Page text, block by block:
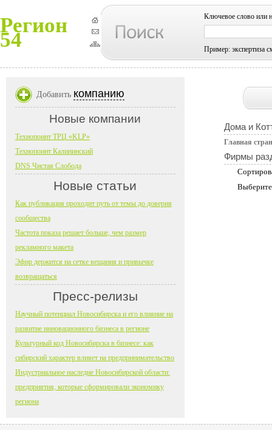
Регион
54
Ключевое слово или
Пример: экспертиза
Дома и
Главная
Фирмы
Добавить компанию
Новые компании
Технопоинт ТРЦ «KLP»
Технопоинт Калининский
DNS Чистая Слобода
Новые статьи
Как публикация проходит путь от темы до доверия
сообщества
Частота показа решает больше, чем размер
рекламного макета
Эфир держится на сетке вещания и привычке
возвращаться
Пресс-релизы
Научный потенциал Новосибирска и его влияние на
развитие инновационного бизнеса в регионе
Культурный код Новосибирска в бизнесе: как
сибирский характер влияет на предпринимательство
Индустриальное наследие Новосибирской области:
предприятия, которые сформировали экономику
региона